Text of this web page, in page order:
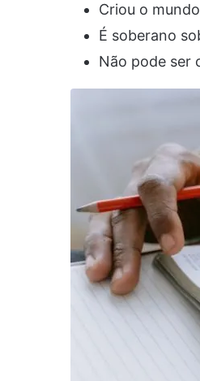
Criou o
É soberano
Não pode ser